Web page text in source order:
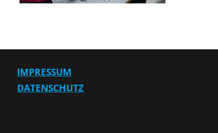
IMPRESSUM
DATENSCHUTZ